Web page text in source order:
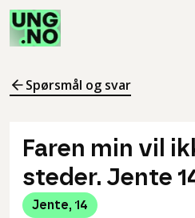
Spørsmål og svar
Faren min vil
steder. Jente
Jente, 14